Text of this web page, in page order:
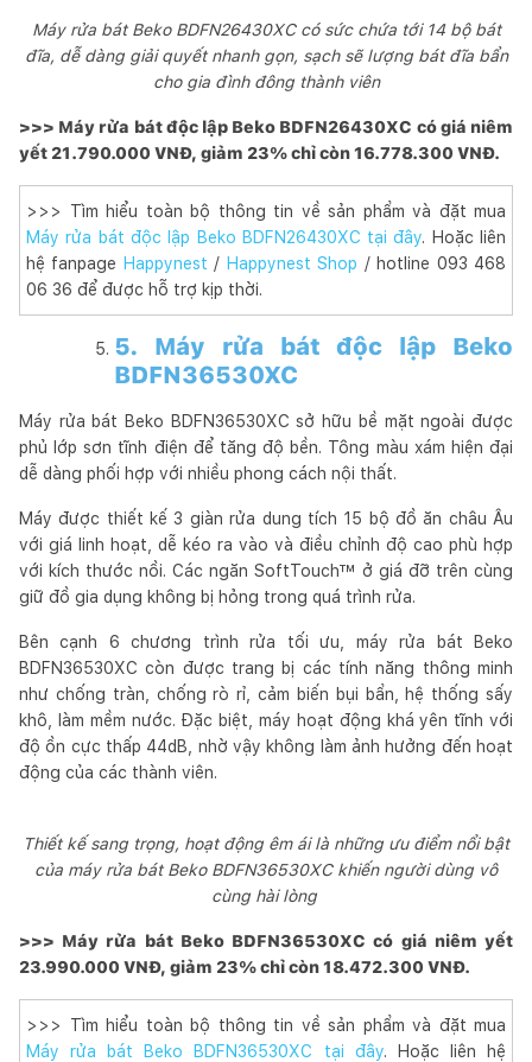
Máy rửa bát Beko BDFN26430XC có sức chứa tới 14 bộ bát
đĩa, dễ dàng giải quyết nhanh gọn, sạch sẽ lượng bát đĩa bẩn
cho gia đình đông thành viên
>>> Máy rửa bát độc lập Beko BDFN26430XC có giá niêm
yết 21.790.000 VNĐ, giảm 23% chỉ còn 16.778.300 VNĐ.
>>> Tìm hiểu toàn bộ thông tin về sản phẩm và đặt mua
Máy rửa bát độc lập Beko BDFN26430XC tại đây. Hoặc liên
hệ fanpage Happynest / Happynest Shop / hotline 093 468
06 36 để được hỗ trợ kịp thời.
5. Máy rửa bát độc lập Beko
BDFN36530XC
Máy rửa bát Beko BDFN36530XC sở hữu bề mặt ngoài được
phủ lớp sơn tĩnh điện để tăng độ bền. Tông màu xám hiện đại
dễ dàng phối hợp với nhiều phong cách nội thất.
Máy được thiết kế 3 giàn rửa dung tích 15 bộ đồ ăn châu Âu
với giá linh hoạt, dễ kéo ra vào và điều chỉnh độ cao phù hợp
với kích thước nồi. Các ngăn SoftTouch™ ở giá đỡ trên cùng
giữ đồ gia dụng không bị hỏng trong quá trình rửa.
Bên cạnh 6 chương trình rửa tối ưu, máy rửa bát Beko
BDFN36530XC còn được trang bị các tính năng thông minh
như chống tràn, chống rò rỉ, cảm biến bụi bẩn, hệ thống sấy
khô, làm mềm nước. Đặc biệt, máy hoạt động khá yên tĩnh với
độ ồn cực thấp 44dB, nhờ vậy không làm ảnh hưởng đến hoạt
động của các thành viên.
Thiết kế sang trọng, hoạt động êm ái là những ưu điểm nổi bật
của máy rửa bát Beko BDFN36530XC khiến người dùng vô
cùng hài lòng
>>> Máy rửa bát Beko BDFN36530XC có giá niêm yết
23.990.000 VNĐ, giảm 23% chỉ còn 18.472.300 VNĐ.
>>> Tìm hiểu toàn bộ thông tin về sản phẩm và đặt mua
Máy rửa bát Beko BDFN36530XC tại đây. Hoặc liên hệ